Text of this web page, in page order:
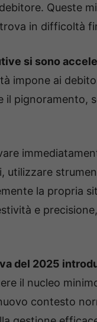
Queste
in difficoltà
si sono
impone ai
il pignoramento,
utilizzare
la propria
e
del 2025
il nucleo
contesto